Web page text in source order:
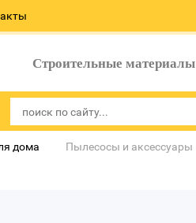
Строительные материалы
дома Пылесосы и аксессуары